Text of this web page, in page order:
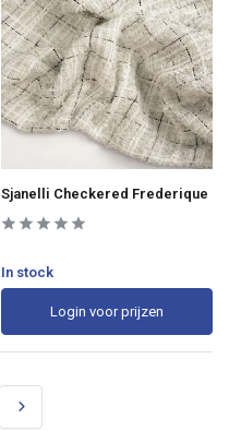
Sjanelli Checkered Frederique
In stock
Login voor prijzen